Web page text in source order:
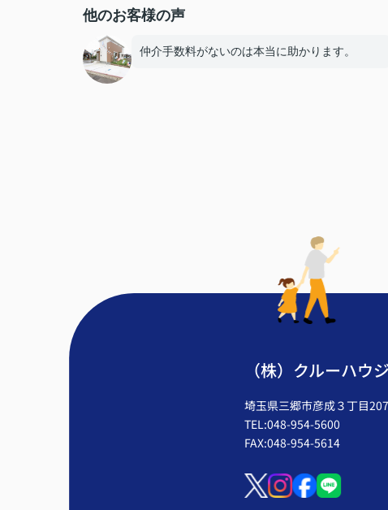
他のお客様の声
仲介手数料がないのは本当に助かります。
（株）クルーハウ
埼玉県三郷市彦成３丁目
TEL:048-954-5600
FAX:048-954-5614